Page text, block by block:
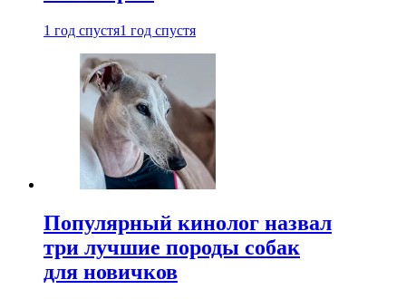
1 год спустя1 год спустя
Популярный кинолог назвал
три лучшие породы собак
для новичков